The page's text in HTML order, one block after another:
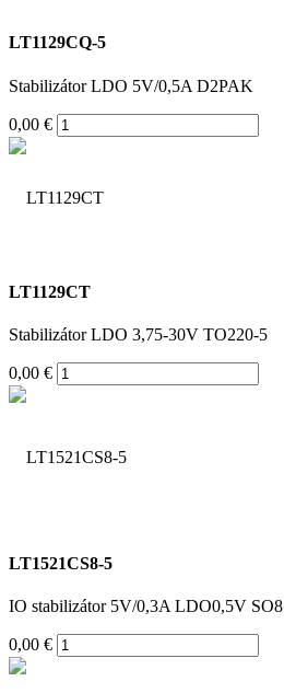
LT1129CQ-5
Stabilizátor LDO 5V/0,5A D2PAK
0,00 €
LT1129CT
Stabilizátor LDO 3,75-30V TO220-5
0,00 €
LT1521CS8-5
IO stabilizátor 5V/0,3A LDO0,5V SO8
0,00 €